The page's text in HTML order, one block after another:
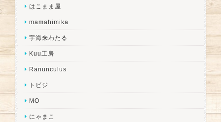
はこまま屋
mamahimika
宇海来わたる
Kuu工房
Ranunculus
トビジ
MO
にゃまこ